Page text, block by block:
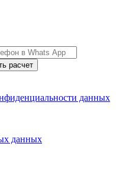
расчет
данных
данных